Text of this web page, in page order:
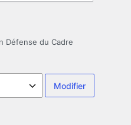
Défense du Cadre